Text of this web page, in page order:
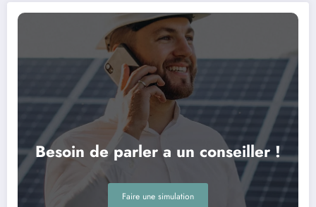
Besoin de parler a un conseiller !
Faire une simulation